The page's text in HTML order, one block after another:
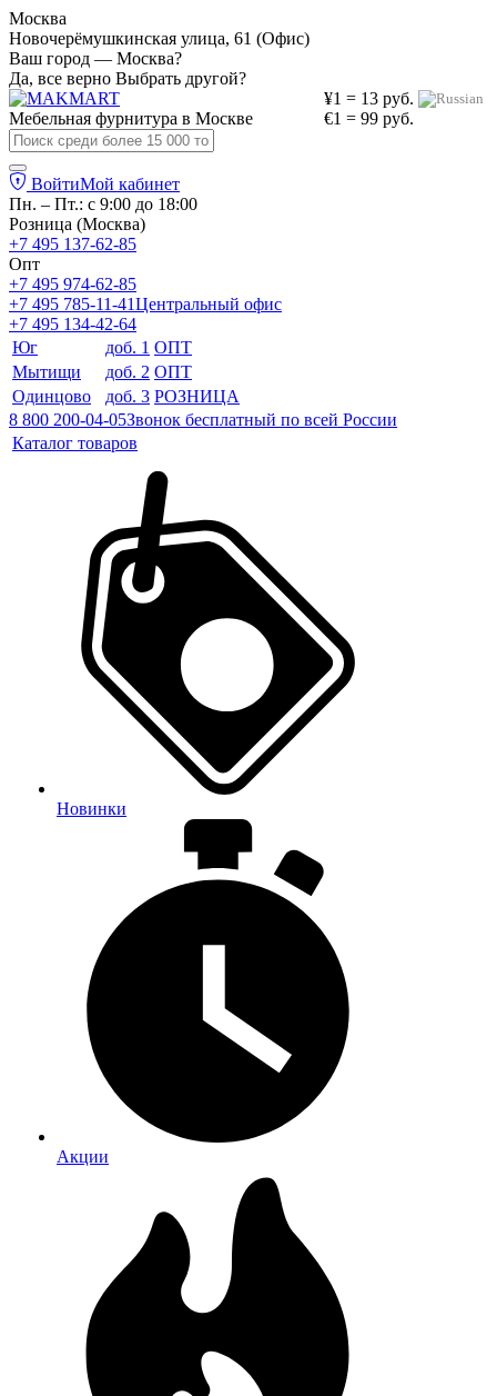
Москва
Новочерёмушкинская улица, 61 (Офис)
Ваш город — Москва?
Да, все верно Выбрать другой?
¥1 = 13 руб.
€1 = 99 руб.
Мебельная фурнитура в Москве
ВойтиМой кабинет
Пн. – Пт.: с 9:00 до 18:00
Розница (Москва)
+7 495 137-62-85
Опт
+7 495 974-62-85
+7 495 785-11-41Центральный офис
+7 495 134-42-64
Юг
доб. 1 ОПТ
Мытищи
доб. 2 ОПТ
Одинцово
доб. 3 РОЗНИЦА
8 800 200-04-05Звонок бесплатный по всей России
Каталог товаров
Новинки
Акции